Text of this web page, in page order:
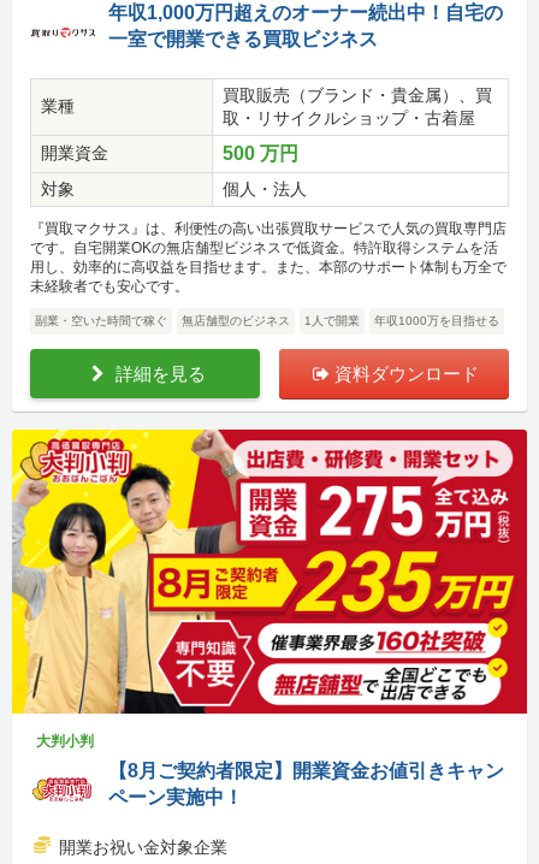
年収1,000万円超えのオーナー続出中！自宅の
一室で開業できる買取ビジネス
業種
買取販売（ブランド・貴金属）、買
取・リサイクルショップ・古着屋
開業資金
500 万円
対象 個人・法人
『買取マクサス』は、利便性の高い出張買取サービスで人気の買取専門店
です。自宅開業OKの無店舗型ビジネスで低資金。特許取得システムを活
用し、効率的に高収益を目指せます。また、本部のサポート体制も万全で
未経験者でも安心です。
副業・空いた時間で稼ぐ 無店舗型のビジネス 1人で開業 年収1000万を目指せる
詳細を見る 資料ダウンロード
大判小判
【8月ご契約者限定】開業資金お値引きキャン
ペーン実施中！
開業お祝い金対象企業